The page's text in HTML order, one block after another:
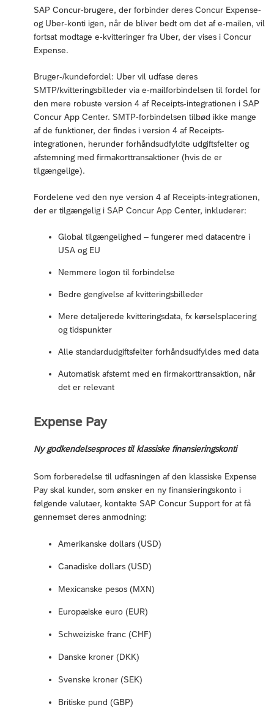
SAP Concur-brugere, der forbinder deres Concur Expense-
og Uber-konti igen, når de bliver bedt om det af e-mailen, vil
fortsat modtage e-kvitteringer fra Uber, der vises i Concur
Expense.
Bruger-/kundefordel: Uber vil udfase deres
SMTP/kvitteringsbilleder via e-mailforbindelsen til fordel for
den mere robuste version 4 af Receipts-integrationen i SAP
Concur App Center. SMTP-forbindelsen tilbød ikke mange
af de funktioner, der findes i version 4 af Receipts-
integrationen, herunder forhåndsudfyldte udgiftsfelter og
afstemning med firmakorttransaktioner (hvis de er
tilgængelige).
Fordelene ved den nye version 4 af Receipts-integrationen,
der er tilgængelig i SAP Concur App Center, inkluderer:
Global tilgængelighed – fungerer med datacentre i
USA og EU
Nemmere logon til forbindelse
Bedre gengivelse af kvitteringsbilleder
Mere detaljerede kvitteringsdata, fx kørselsplacering
og tidspunkter
Alle standardudgiftsfelter forhåndsudfyldes med data
Automatisk afstemt med en firmakorttransaktion, når
det er relevant
Expense Pay
Ny godkendelsesproces til klassiske finansieringskonti
Som forberedelse til udfasningen af den klassiske Expense
Pay skal kunder, som ønsker en ny finansieringskonto i
følgende valutaer, kontakte SAP Concur Support for at få
gennemset deres anmodning:
Amerikanske dollars (USD)
Canadiske dollars (USD)
Mexicanske pesos (MXN)
Europæiske euro (EUR)
Schweiziske franc (CHF)
Danske kroner (DKK)
Svenske kroner (SEK)
Britiske pund (GBP)